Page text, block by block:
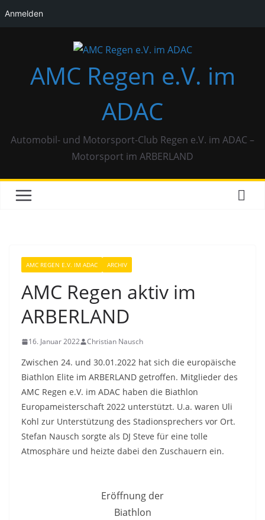
Anmelden
springenAMC Regen e.V. im
ADAC
Automobil- und Motorsport-Club Regen e.V. im ADAC –
Motorsport im ARBERLAND
AMC REGEN E.V. IM ADAC ARCHIV
AMC Regen aktiv im
ARBERLAND
16. Januar 2022 Christian Nausch
Zwischen 24. und 30.01.2022 hat sich die europäische
Biathlon Elite im ARBERLAND getroffen. Mitglieder des
AMC Regen e.V. im ADAC haben die Biathlon
Europameisterschaft 2022 unterstützt. U.a. waren Uli
Kohl zur Unterstützung des Stadionsprechers vor Ort.
Stefan Nausch sorgte als DJ Steve für eine tolle
Atmosphäre und heizte dabei den Zuschauern ein.
Eröffnung der
Biathlon